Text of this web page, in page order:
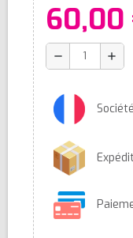
60,00
remove add